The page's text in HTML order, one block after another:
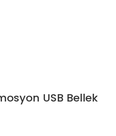
USB Bellek